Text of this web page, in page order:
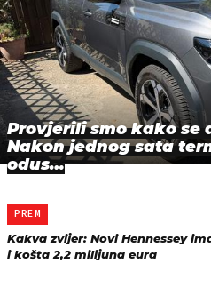
Provjerili smo kako se
Nakon jednog sata
odus…
PREM
Kakva zvijer: Novi Hennessey
i košta 2,2 milijuna eura